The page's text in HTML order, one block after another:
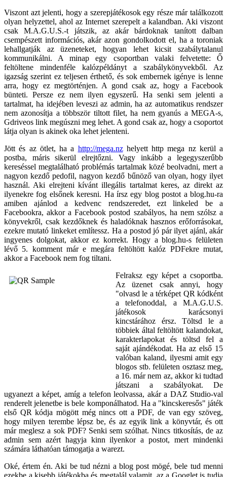
Viszont azt jelenti, hogy a szerepjátékosok egy része már találkozott
olyan helyzettel, ahol az Internet szerepelt a kalandban. Aki viszont
csak M.A.G.U.S.-t játszik, az akár bárdoknak tanított dalban
csempészett információs, akár azon gondolkodott el, ha a toroniak
lehallgatják az üzeneteket, hogyan lehet kicsit szabálytalanul
kommunikálni. A minap egy csoportban valaki felvetette: Ő
feltöltene mindenféle kalózpéldányt a szabálykönyvekből. Az
igazság szerint ez teljesen érthető, és sok embernek igénye is lenne
arra, hogy ez megtörténjen. A gond csak az, hogy a Facebook
bünteti. Persze ez nem ilyen egyszerű. Ha senki sem jelenti a
tartalmat, ha idejében leveszi az admin, ha az automatikus rendszer
nem azonosítja a többször tiltott filet, ha nem gyanús a MEGA-s,
Gdriveos link megúszni meg lehet. A gond csak az, hogy a csoportot
látja olyan is akinek oka lehet jelenteni.
Jött és az ötlet, ha a http://mega.nzhelyett http mega nz kerül a
postba, máris sikerül elrejtőzni. Vagy inkább a legegyszerűbb
kereséssel megtalálható problémás tartalmak közé beolvadni, mert a
nagyon kezdő pedofil, nagyon kezdő bűnöző van olyan, hogy ilyet
használ. Aki elrejteni kívánt illegális tartalmat keres, az direkt az
ilyenekre fog elsőnek keresni. Ha írsz egy blog postot a blog.hu-ra
amiben ajánlod a kedvenc rendszeredet, ezt linkeled be a
Facebookra, akkor a Facebook postod szabályos, ha nem szólsz a
könyvekről, csak kezdőknek és haladóknak hasznos erőforrásokat,
ezekre mutató linkeket említessz. Ha a postod jó pár ilyet ajánl, akár
ingyenes dolgokat, akkor ez korrekt. Hogy a blog.hu-s felületen
lévő 5. komment már e megára feltöltött kalóz PDFekre mutat,
akkor a Facebook nem fog tiltani.
Felraksz egy képet a csoportba.
Az üzenet csak annyi, hogy
"olvasd le a térképet QR kódként
a telefonoddal, a M.A.G.U.S.
játékosok karácsonyi
kincstárához érsz. Töltsd le a
többiek által feltöltött kalandokat,
karakterlapokat és töltsd fel a
saját ajándékodat. Ha az első 15
valóban kaland, ilyesmi amit egy
blogos stb. felületen osztasz meg,
a 16. már nem az, akkor ki tudtad
játszani a szabályokat. De
ugyanezt a képet, amíg a telefon leolvassa, akár a DAZ Studio-val
renderelt jelenetbe is bele komponálhatod. Ha a "kincskeresős" játék
első QR kódja mögött még nincs ott a PDF, de van egy szöveg,
hogy milyen terembe lépsz be, és az egyik link a könyvtár, és ott
már meglesz a sok PDF? Senki sem szólhat. Nincs titkosítás, de az
admin sem azért hagyja kinn ilyenkor a postot, mert mindenki
számára láthatóan támogatja a warezt.
Oké, értem én. Aki be tud nézni a blog post mögé, bele tud menni
ezekbe a kisebb játékokba és megtalál valamit, az a Googlet is tudja